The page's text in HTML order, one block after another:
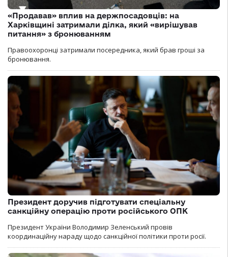
«Продавав» вплив на держпосадовців: на
Харківщині затримали ділка, який «вирішував
питання» з бронюванням
Правоохоронці затримали посередника, який брав гроші за
бронювання.
Президент доручив підготувати спеціальну
санкційну операцію проти російського ОПК
Президент України Володимир Зеленський провів
координаційну нараду щодо санкційної політики проти росії.